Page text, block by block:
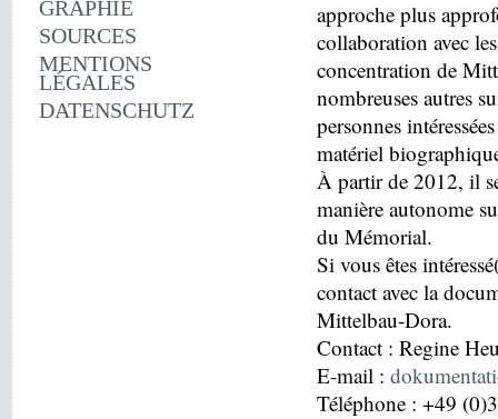
GRAPHIE
SOURCES
MENTIONS
LÉGALES
DATENSCHUTZ
approche plus
collaboration avec
concentration de
nombreuses autres
personnes
matériel
À partir de 2012, il
manière autonome
du Mémorial.
Si vous êtes
contact avec la
Mittelbau-Dora.
Contact : Regine
E-mail :
Téléphone : +49